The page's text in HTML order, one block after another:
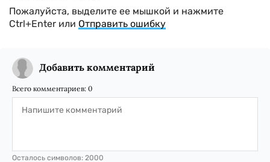
Пожалуйста, выделите ее мышкой и нажмите
Ctrl+Enter или Отправить ошибку
Добавить комментарий
Всего комментариев: 0
Осталось символов: 2000